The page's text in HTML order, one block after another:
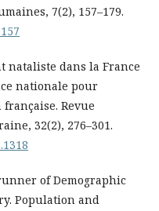
7(2), 157–179.
nataliste dans la France
nationale pour
Revue
32(2), 276–301.
of Demographic
Population and